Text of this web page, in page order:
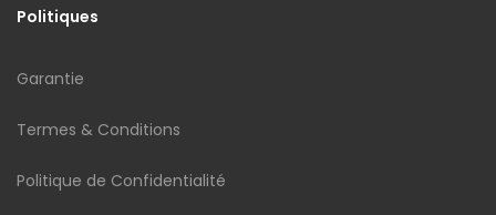
Politiques
Garantie
Termes & Conditions
Politique de Confidentialité